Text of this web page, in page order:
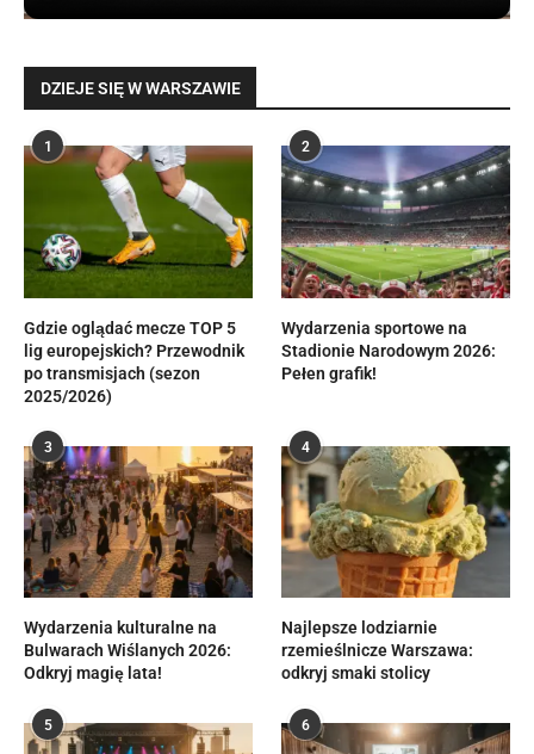
DZIEJE SIĘ W WARSZAWIE
1
Gdzie oglądać mecze TOP 5
lig europejskich? Przewodnik
po transmisjach (sezon
2025/2026)
2
Wydarzenia sportowe na
Stadionie Narodowym 2026:
Pełen grafik!
3
Wydarzenia kulturalne na
Bulwarach Wiślanych 2026:
Odkryj magię lata!
4
Najlepsze lodziarnie
rzemieślnicze Warszawa:
odkryj smaki stolicy
5 6